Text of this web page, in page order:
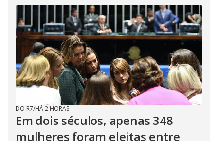
DO R7/HÁ 2 HORAS
Em dois séculos, apenas 348
mulheres foram eleitas entre